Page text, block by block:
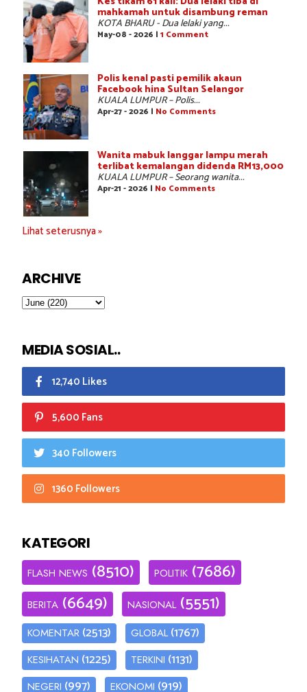
mahkamah untuk disambung reman
KOTA BHARU - Dua lelaki yang...
May-08 - 2026 | 1 Comment
Polis kenal pasti pemilik akaun
Facebook hina Sultan Selangor
KUALA LUMPUR – Polis...
Apr-27 - 2026 | No Comments
Wanita mabuk langgar lampu merah
terlibat kemalangan didenda RM13,000
KUALA LUMPUR – Seorang wanita...
Apr-21 - 2026 | No Comments
Lihat seterusnya »
ARCHIVE
MEDIA SOSIAL..
12,740 Likes
5,600 Fans
340 Followers
1360 Followers
KATEGORI
FLASH NEWS (8510) POLITIK (7686)
BERITA (6649) NASIONAL (5551)
KOMENTAR (2513) GLOBAL (1767)
KESIHATAN (1225) TERKINI (1131)
NEGERI (997) EKONOMI (919)